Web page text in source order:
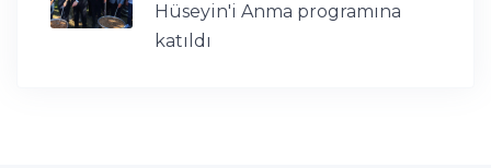
Hüseyin'i Anma programına
katıldı